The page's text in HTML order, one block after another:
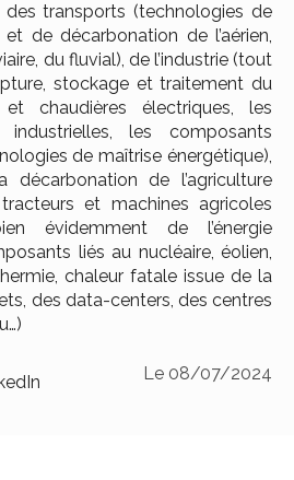
des transports (technologies de
de décarbonation de l’aérien,
du fluvial), de l’industrie (tout
stockage et traitement du
chaudières électriques, les
les composants
de maîtrise énergétique),
de l’agriculture
et machines agricoles
évidemment de l’énergie
liés au nucléaire, éolien,
chaleur fatale issue de la
des data-centers, des centres
Le 08/07/2024